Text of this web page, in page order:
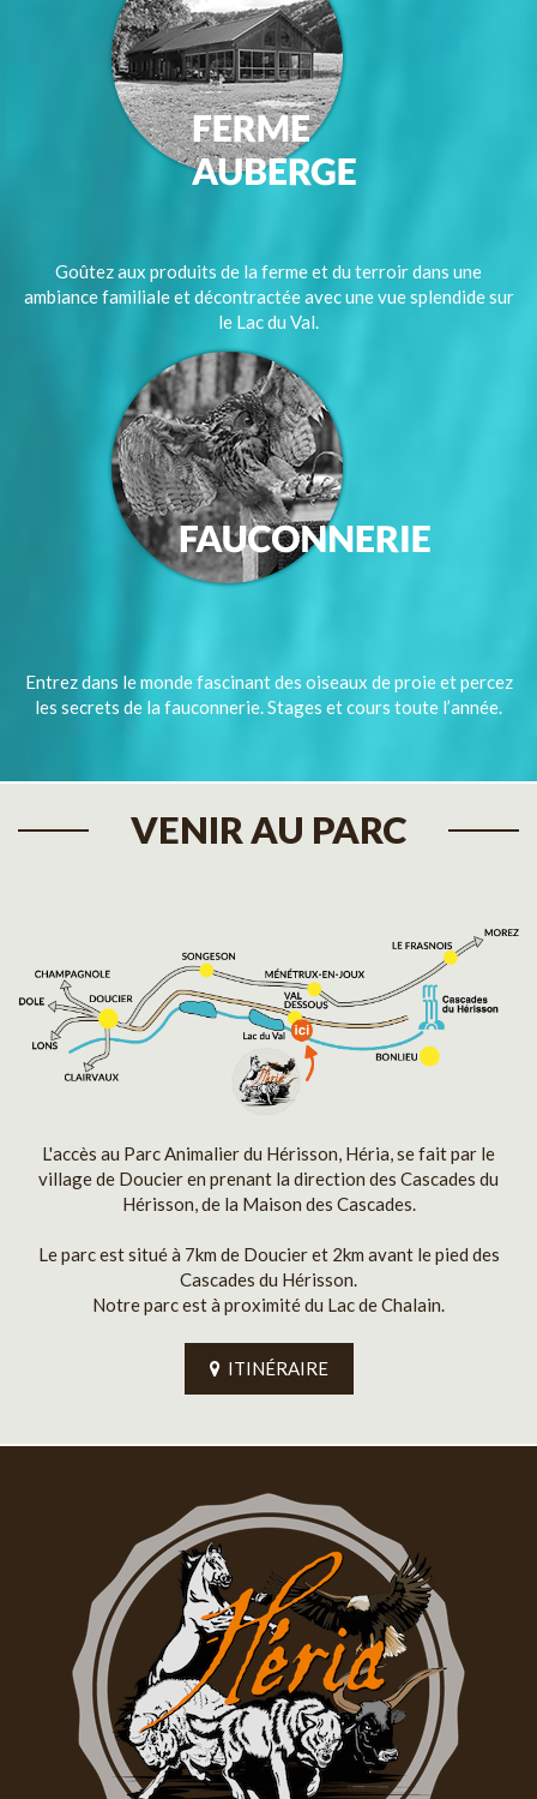
Goûtez aux produits de la ferme et du terroir dans une
ambiance familiale et décontractée avec une vue splendide sur
le Lac du Val.
Entrez dans le monde fascinant des oiseaux de proie et percez
les secrets de la fauconnerie. Stages et cours toute l’année.
VENIR AU PARC
L'accès au Parc Animalier du Hérisson, Héria, se fait par le
village de Doucier en prenant la direction des Cascades du
Hérisson, de la Maison des Cascades.
Le parc est situé à 7km de Doucier et 2km avant le pied des
Cascades du Hérisson.
Notre parc est à proximité du Lac de Chalain.
ITINÉRAIRE